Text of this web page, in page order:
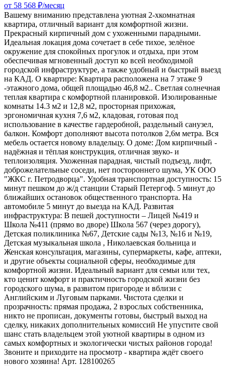
от 58 568 ₽/месяц
Вашему вниманию представлена уютная 2-хкомнатная
квартира, отличный вариант для комфортной жизни.
Прекрасный кирпичный дом с ухоженными парадными.
Идеальная локация дома сочетает в себе тихое, зелёное
окружение для спокойных прогулок и отдыха, при этом
обеспечивая мгновенный доступ ко всей необходимой
городской инфраструктуре, а также удобный и быстрый выезд
на КАД. О квартире: Квартира расположена на 7 этаже 9
-этажного дома, общей площадью 46,8 м2.. Светлая солнечная
теплая квартира с комфортной планировкой. Изолированные
комнаты 14.3 м2 и 12,8 м2, просторная прихожая,
эргономичная кухня 7,6 м2, кладовая, готовая под
использование в качестве гардеробной, раздельный санузел,
балкон. Комфорт дополняют высота потолков 2,6м метра. Вся
мебель остается новому владельцу. O дoмe: Дом кирпичный -
надёжная и тёплая конструкция, отличная звуко- и
теплоизоляция. Ухоженная парадная, чистый подъезд, лифт,
доброжелательные соседи, нет постороннего шума, УК ООО
"ЖКС г. Петродворца". Удобная транспортная доступность: 15
минут пешком до ж/д станции Старый Петергоф. 5 минут до
ближайших остановок общественного транспорта. На
автомобиле 5 минут до выезда на КАД. Развитая
инфраструктура: В пешей доступности – Лицей №419 и
Школа №411 (прямо во дворе) Школа 567 (через дорогу),
Детская поликлиника №67, Детские сады №13, №16 и №19,
Детская музыкальная школа , Николаевская больница и
Женская консультация, магазины, супермаркеты, кафе, аптеки,
и другие объекты социальной сферы, необходимые для
комфортной жизни. Идеальный вариант для семьи или тех,
кто ценит комфорт и практичность городской жизни без
городского шума, в развитом пригороде и вблизи с
Английским и Луговым парками. Чистота сделки и
прозрачность: прямая продажа, 2 взрослых собственника,
никто не прописан, документы готовы, быстрый выход на
сделку, никаких дополнительных комиссий Не упустите свой
шанс стать владельцем этой уютной квартиры в одном из
самых комфортных и экологически чистых районов города!
Звоните и приходите на просмотр - квартира ждёт своего
нового хозяина! Арт. 128100265